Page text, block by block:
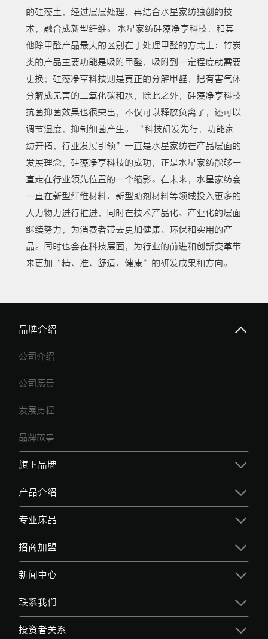
的硅藻土，经过层层处理，再结合水星家纺独创的技
术，融合成新型纤维。 水星家纺硅藻净享科技，和其
他除甲醛产品最大的区别在于处理甲醛的方式上：竹炭
类的产品主要功能是吸附甲醛，吸附到一定程度就需要
更换；硅藻净享科技则是真正的分解甲醛，把有害气体
分解成无害的二氧化碳和水，除此之外，硅藻净享科技
抗菌抑菌效果也很突出，不仅可以释放负离子，还可以
调节湿度，抑制细菌产生。 “科技研发先行，功能家
纺开拓，行业发展引领”一直是水星家纺在产品层面的
发展理念，硅藻净享科技的成功，正是水星家纺能够一
直走在行业领先位置的一个缩影。在未来，水星家纺会
一直在新型纤维材料、新型助剂材料等领域投入更多的
人力物力进行推进，同时在技术产品化、产业化的层面
继续努力，为消费者带去更加健康、环保和实用的产
品。同时也会在科技层面，为行业的前进和创新变革带
来更加“精、准、舒适、健康”的研发成果和方向。
品牌介绍
公司介绍
公司愿景
发展历程
品牌故事
旗下品牌
产品介绍
专业床品
招商加盟
新闻中心
联系我们
投资者关系